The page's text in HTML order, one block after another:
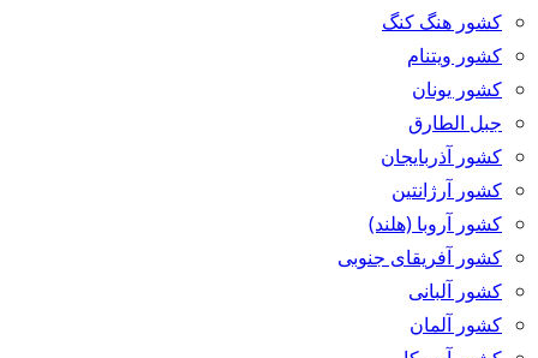
کشور هنگ کنگ
کشور ویتنام
کشور یونان
جبل الطارق
کشور آذربایجان
کشور آرژانتین
کشور آروبا (هلند)
کشور آفریقای جنوبی
کشور آلبانی
کشور آلمان